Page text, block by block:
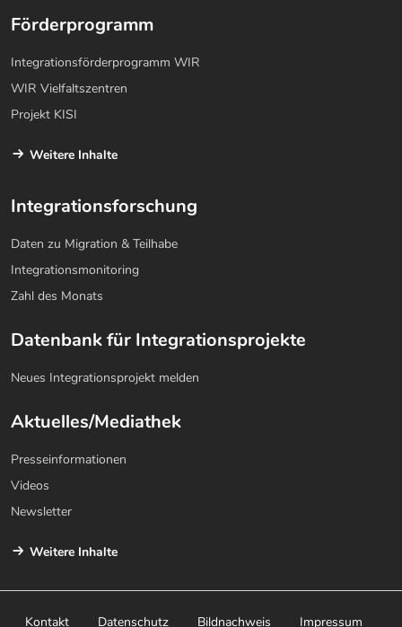
Förderprogramm
Integrationsförderprogramm WIR
WIR Vielfaltszentren
Projekt KISI
Weitere Inhalte
Integrationsforschung
Daten zu Migration & Teilhabe
Integrationsmonitoring
Zahl des Monats
Datenbank für Integrationsprojekte
Neues Integrationsprojekt melden
Aktuelles/Mediathek
Presseinformationen
Videos
Newsletter
Weitere Inhalte
Kontakt Datenschutz Bildnachweis Impressum